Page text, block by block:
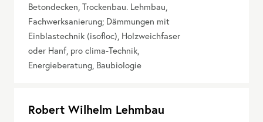
Betondecken, Trockenbau. Lehmbau,
Fachwerksanierung; Dämmungen mit
Einblastechnik (isofloc), Holzweichfaser
oder Hanf, pro clima-Technik,
Energieberatung, Baubiologie
Robert Wilhelm Lehmbau